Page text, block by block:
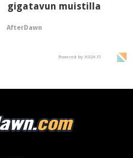
gigatavun muistilla
AfterDawn
Powered by HIGH.FI